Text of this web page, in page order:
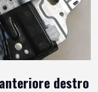
destro